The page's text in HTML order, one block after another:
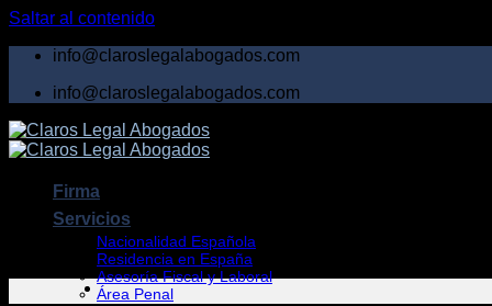
Saltar al contenido
info@claroslegalabogados.com
info@claroslegalabogados.com
Firma
Servicios
Nacionalidad Española
Residencia en España
Asesoría Fiscal y Laboral
Área Penal